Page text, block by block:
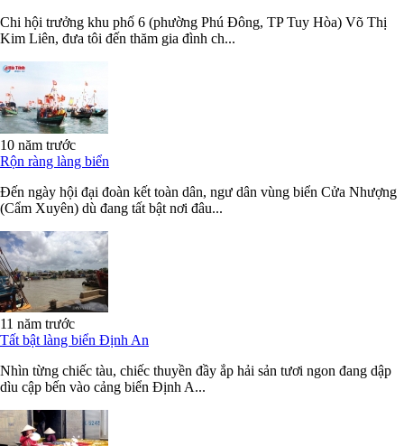
Chi hội trưởng khu phố 6 (phường Phú Đông, TP Tuy Hòa) Võ Thị
Kim Liên, đưa tôi đến thăm gia đình ch...
10 năm trước
Rộn ràng làng biển
Đến ngày hội đại đoàn kết toàn dân, ngư dân vùng biển Cửa Nhượng
(Cẩm Xuyên) dù đang tất bật nơi đâu...
11 năm trước
Tất bật làng biển Định An
Nhìn từng chiếc tàu, chiếc thuyền đầy ắp hải sản tươi ngon đang dập
dìu cập bến vào cảng biển Định A...